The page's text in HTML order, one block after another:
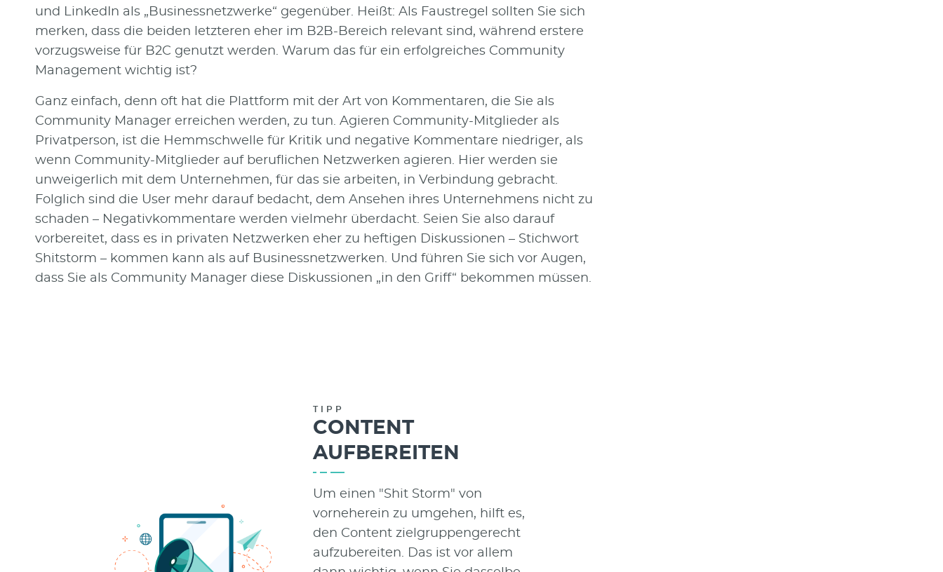
und LinkedIn als „Businessnetzwerke“ gegenüber. Heißt: Als Faustregel sollten Sie sich
merken, dass die beiden letzteren eher im B2B-Bereich relevant sind, während erstere
vorzugsweise für B2C genutzt werden. Warum das für ein erfolgreiches Community
Management wichtig ist?
Ganz einfach, denn oft hat die Plattform mit der Art von Kommentaren, die Sie als
Community Manager erreichen werden, zu tun. Agieren Community-Mitglieder als
Privatperson, ist die Hemmschwelle für Kritik und negative Kommentare niedriger, als
wenn Community-Mitglieder auf beruflichen Netzwerken agieren. Hier werden sie
unweigerlich mit dem Unternehmen, für das sie arbeiten, in Verbindung gebracht.
Folglich sind die User mehr darauf bedacht, dem Ansehen ihres Unternehmens nicht zu
schaden – Negativkommentare werden vielmehr überdacht. Seien Sie also darauf
vorbereitet, dass es in privaten Netzwerken eher zu heftigen Diskussionen – Stichwort
Shitstorm – kommen kann als auf Businessnetzwerken. Und führen Sie sich vor Augen,
dass Sie als Community Manager diese Diskussionen „in den Griff“ bekommen müssen.
TIPP
CONTENT
AUFBEREITEN
Um einen "Shit Storm" von
vorneherein zu umgehen, hilft es,
den Content zielgruppengerecht
aufzubereiten. Das ist vor allem